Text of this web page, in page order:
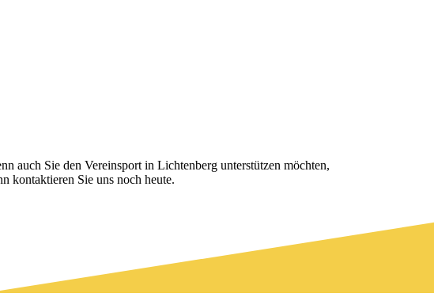
auch Sie den Vereinsport in Lichtenberg unterstützen möchten,
kontaktieren Sie uns noch heute.